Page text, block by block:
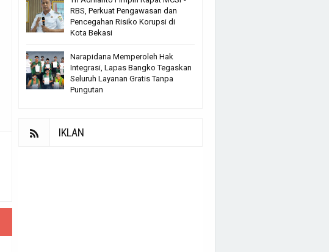
RBS, Perkuat Pengawasan dan
Pencegahan Risiko Korupsi di
Kota Bekasi
Narapidana Memperoleh Hak
Integrasi, Lapas Bangko Tegaskan
Seluruh Layanan Gratis Tanpa
Pungutan
IKLAN